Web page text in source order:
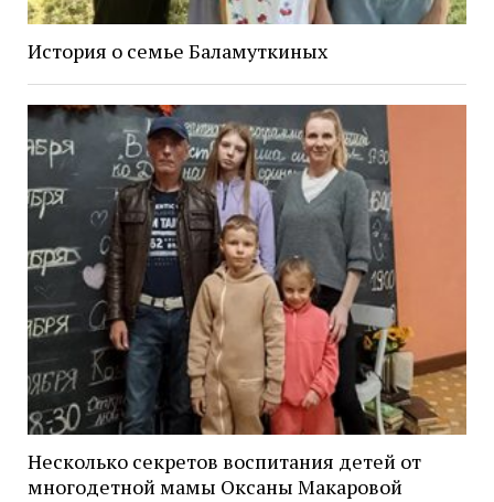
История о семье Баламуткиных
Несколько секретов воспитания детей от
многодетной мамы Оксаны Макаровой